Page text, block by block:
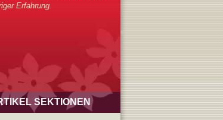
Erfahrung.
SEKTIONEN